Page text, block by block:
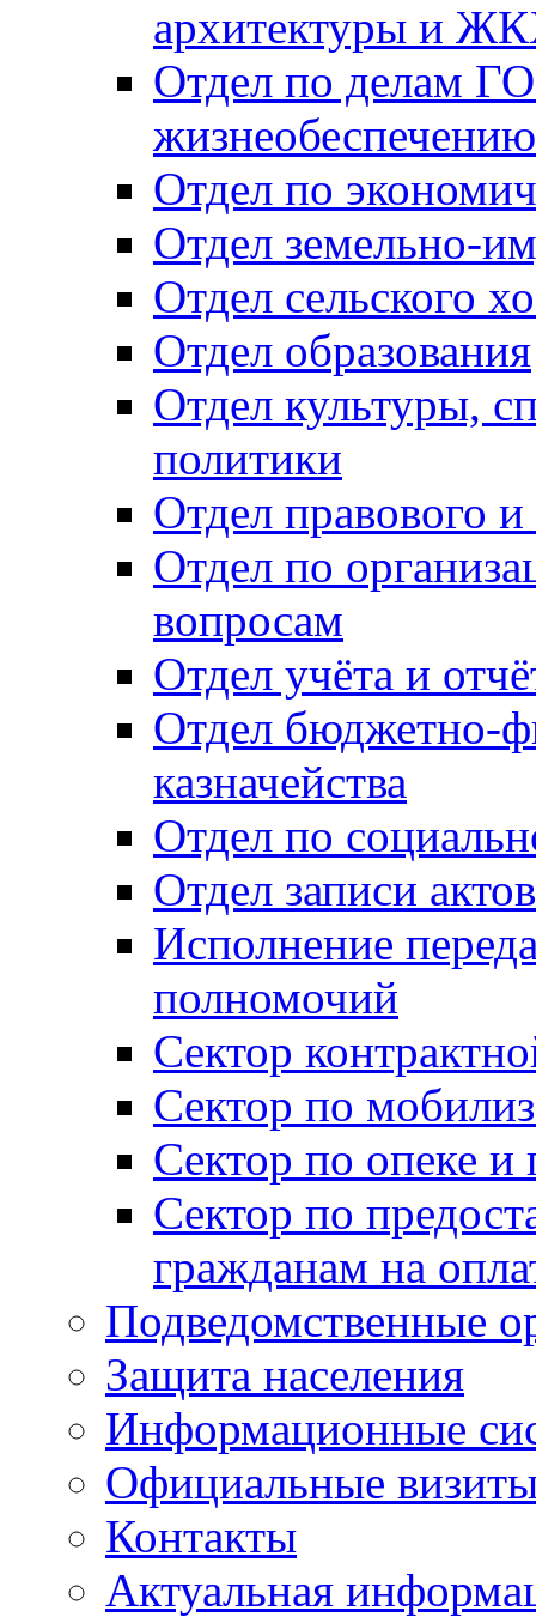
архитектуры и
Отдел по делам
Отдел по
Отдел земельно-
Отдел сельского
Отдел образования
Отдел культуры,
политики
Отдел правового
Отдел по
вопросам
Отдел учёта и
Отдел бюджетно-
казначейства
Отдел по
Отдел записи
Исполнение
полномочий
Сектор
Сектор по
Сектор по опеке и
Сектор по
гражданам на
Подведомственные
Защита населения
Информационные
Официальные
Контакты
Актуальная